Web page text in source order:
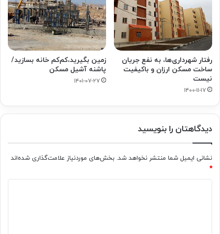
رفتار شهرداری‌ها، به نفع جریان
ساخت مسکن ارزان و باکیفیت
نیست
۱۴۰۰-۱۱-۱۷
زمین بگیرید،کم‌کم خانه بسازید/
پاشنه آشیل مسکن
۱۴۰۱-۰۷-۲۷
دیدگاهتان را بنویسید
نشانی ایمیل شما منتشر نخواهد شد. بخش‌های موردنیاز علامت‌گذاری شده‌اند
*